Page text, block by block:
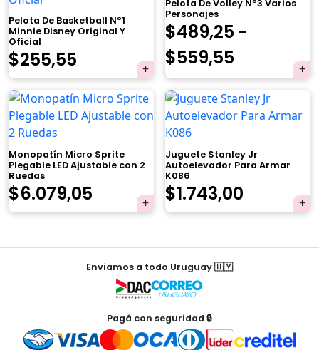
Pelota De Basketball Nº1
Minnie Disney Original Y
Oficial
El
precio
original
era:
$269,00.
$255,55
precio
actual
$255,55.
Pelota De Volley Nº3 Varios
Personajes
$489,25 -
$559,55
de
precios:
$489,25
hasta
$559,55
Monopatín Micro Sprite
Plegable LED Ajustable con 2
Ruedas
El
precio
original
$6.079,05
precio
actual
es:
$6.079,05.
Juguete Stanley Jr
Autoelevador Para Armar
K086
El
precio
original
era:
$1.835,00.
$1.743,00
precio
actual
NavegaciónEnviamos a todo Uruguay 🇺🇾
Pagá con seguridad 🔒
Tu carrito está vacío.
Agregá un producto y aparecerá acá